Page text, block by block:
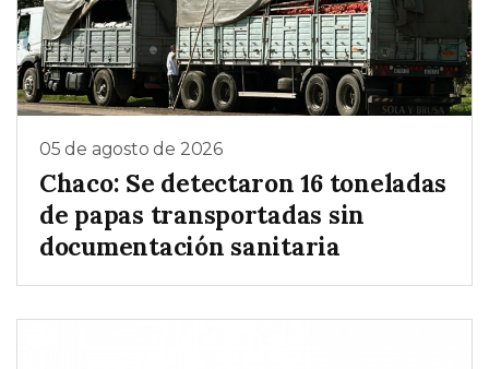
05 de agosto de 2026
Chaco: Se detectaron 16 toneladas
de papas transportadas sin
documentación sanitaria